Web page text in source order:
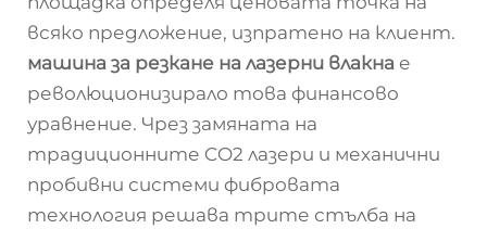
всяко предложение, изпратено на клиент.
машина за резкане на лазерни влакна е
революционизирало това финансово
уравнение. Чрез замяната на
традиционните CO2 лазери и механични
пробивни системи фибровата
технология решава трите стълба на